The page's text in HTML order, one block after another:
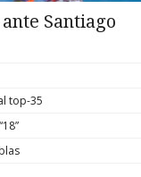
Santiago
top-35